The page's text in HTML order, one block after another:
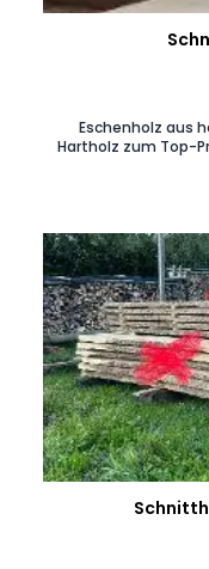
Eschenholz aus
Hartholz zum Top-Preis! Zum Verkauf steht
Sauber gelagert
geeignet für:
Sportgeräte und
Besichtigung
auch einzelner
Robustes und
– zum sensationellen Preis!